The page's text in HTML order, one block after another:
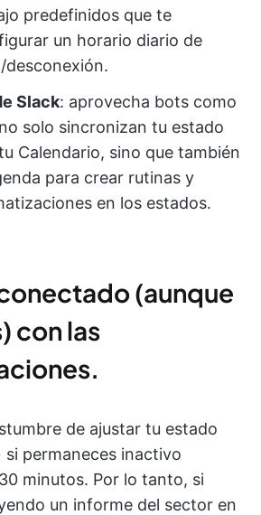
predefinidos que te
un horario diario de
desconexión.
Slack: aprovecha bots como
solo sincronizan tu estado
Calendario, sino que también
para crear rutinas y
en los estados.
(aunque
con las
de ajustar tu estado
si permaneces inactivo
minutos. Por lo tanto, si
un informe del sector en